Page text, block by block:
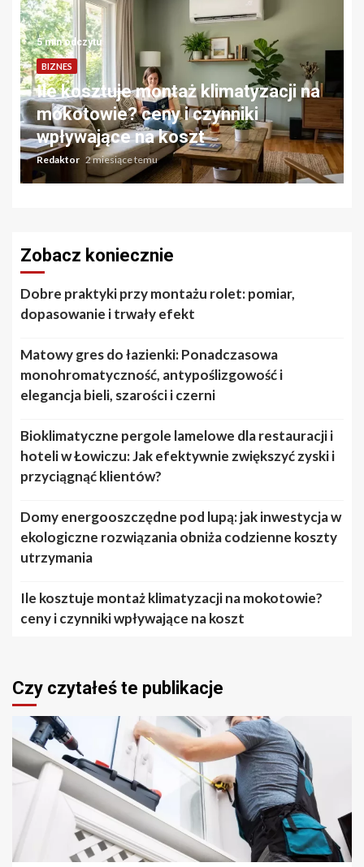
5 min odczytu
BIZNES
Ile kosztuje montaż klimatyzacji na
mokotowie? ceny i czynniki
wpływające na koszt
Redaktor 2 miesiące temu
Zobacz koniecznie
Dobre praktyki przy montażu rolet: pomiar,
dopasowanie i trwały efekt
Matowy gres do łazienki: Ponadczasowa
monohromatyczność, antypoślizgowość i
elegancja bieli, szarości i czerni
Bioklimatyczne pergole lamelowe dla restauracji i
hoteli w Łowiczu: Jak efektywnie zwiększyć zyski i
przyciągnąć klientów?
Domy energooszczędne pod lupą: jak inwestycja w
ekologiczne rozwiązania obniża codzienne koszty
utrzymania
Ile kosztuje montaż klimatyzacji na mokotowie?
ceny i czynniki wpływające na koszt
Czy czytałeś te publikacje
4 min odczytu